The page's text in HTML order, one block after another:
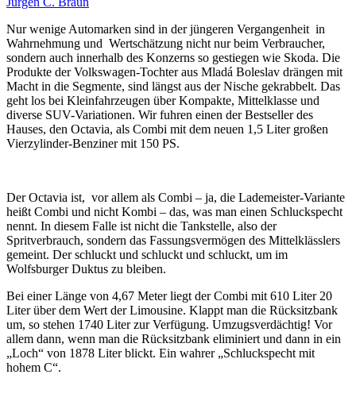
Nur wenige Automarken sind in der jüngeren Vergangenheit in
Wahrnehmung und Wertschätzung nicht nur beim Verbraucher,
sondern auch innerhalb des Konzerns so gestiegen wie Skoda. Die
Produkte der Volkswagen-Tochter aus Mladá Boleslav drängen mit
Macht in die Segmente, sind längst aus der Nische gekrabbelt. Das
geht los bei Kleinfahrzeugen über Kompakte, Mittelklasse und
diverse SUV-Variationen. Wir fuhren einen der Bestseller des
Hauses, den Octavia, als Combi mit dem neuen 1,5 Liter großen
Vierzylinder-Benziner mit 150 PS.
Der Octavia ist, vor allem als Combi – ja, die Lademeister-Variante
heißt Combi und nicht Kombi – das, was man einen Schluckspecht
nennt. In diesem Falle ist nicht die Tankstelle, also der
Spritverbrauch, sondern das Fassungsvermögen des Mittelklässlers
gemeint. Der schluckt und schluckt und schluckt, um im
Wolfsburger Duktus zu bleiben.
Bei einer Länge von 4,67 Meter liegt der Combi mit 610 Liter 20
Liter über dem Wert der Limousine. Klappt man die Rücksitzbank
um, so stehen 1740 Liter zur Verfügung. Umzugsverdächtig! Vor
allem dann, wenn man die Rücksitzbank eliminiert und dann in ein
„Loch“ von 1878 Liter blickt. Ein wahrer „Schluckspecht mit
hohem C“.